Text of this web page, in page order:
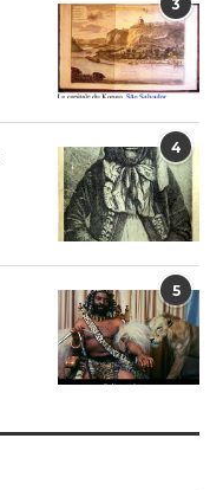
3
4
5